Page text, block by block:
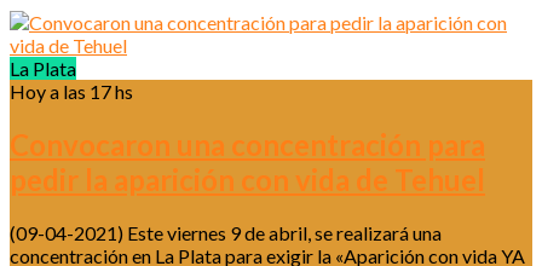
La Plata
Hoy a las 17 hs
Convocaron una concentración para
pedir la aparición con vida de Tehuel
(09-04-2021) Este viernes 9 de abril, se realizará una
concentración en La Plata para exigir la «Aparición con vida YA